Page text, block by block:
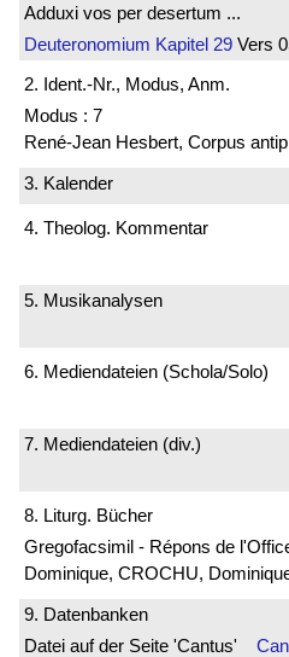
Adduxi vos per desertum ...
Deuteronomium Kapitel 29 Vers
2. Ident.-Nr., Modus, Anm.
Modus : 7
René-Jean Hesbert, Corpus
3. Kalender
4. Theolog. Kommentar
5. Musikanalysen
6. Mediendateien (Schola/Solo)
7. Mediendateien (div.)
8. Liturg. Bücher
Gregofacsimil - Répons de
Dominique, CROCHU,
9. Datenbanken
Datei auf der Seite 'Cantus'